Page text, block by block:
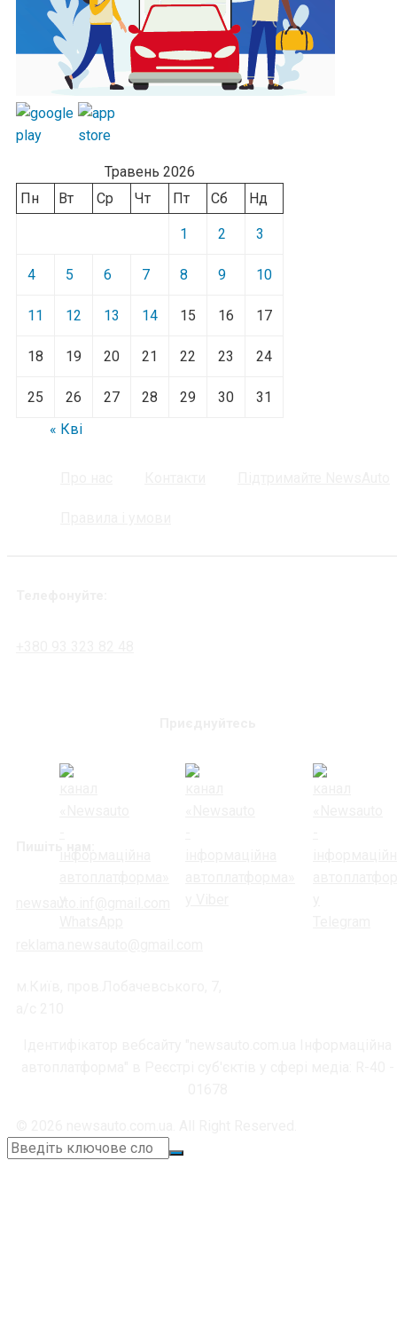
Травень 2026
Пн
Вт Ср Чт Пт Сб Нд
1 2 3
4 5 6 7 8 9 10
11 12 13 14 15 16 17
18 19 20 21 22 23 24
25 26 27 28 29 30
31
« Кві